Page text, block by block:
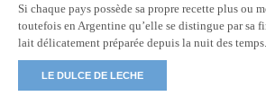
Si chaque pays possède sa propre recette plus ou
toutefois en Argentine qu’elle se distingue par sa
lait délicatement préparée depuis la nuit des temps.
LE DULCE DE LECHE